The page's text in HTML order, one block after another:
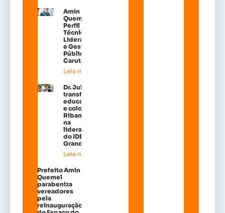
Amin
Quemel:
Perfil
Técnico de
Liderança
e Gestão
Pública em
Carutapera
Leia mais »
Dr. Julinho
transforma
educação
e coloca
Ribamar
na
liderança
do IDEB na
Grande Ilh
Leia mais »
Prefeito Amin
Quemel
parabeniza
vereadores
pela
reinauguração